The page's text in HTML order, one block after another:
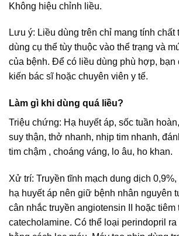
Không hiệu chỉnh liều.
Lưu ý: Liều dùng trên chỉ mang tính chất
dùng cụ thể tùy thuộc vào thể trạng và
của bệnh. Để có liều dùng phù hợp, bạn
kiến bác sĩ hoặc chuyên viên y tế.
Làm gì khi dùng quá liều?
Triệu chứng: Hạ huyết áp, sốc tuần
suy thận, thở nhanh, nhịp tim nhanh,
tim chậm , choáng váng, lo âu, ho khan.
Xử trí: Truyền tĩnh mạch dung dịch
hạ huyết áp nên giữ bệnh nhân nguyên
cân nhắc truyền angiotensin II hoặc tiêm
catecholamine. Có thể loại perindopril ra